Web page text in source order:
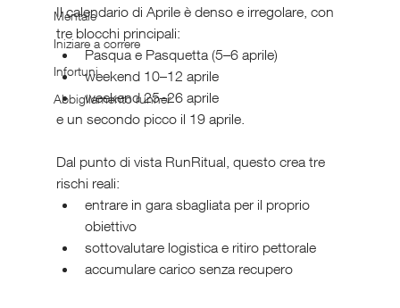
Mentale
Iniziare a correre
Infortuni
Abbigliamento runner
Il calendario di Aprile è denso e irregolare, con
tre blocchi principali:
Pasqua e Pasquetta (5–6 aprile)
weekend 10–12 aprile
weekend 25–26 aprile
e un secondo picco il 19 aprile.
Dal punto di vista RunRitual, questo crea tre
rischi reali:
entrare in gara sbagliata per il proprio
obiettivo
sottovalutare logistica e ritiro pettorale
accumulare carico senza recupero